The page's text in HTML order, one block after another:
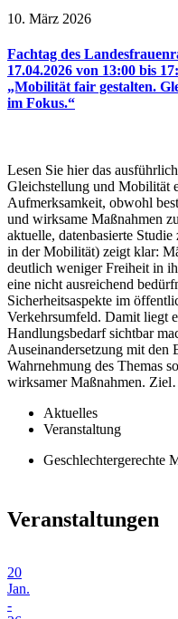
10. März 2026
Fachtag des
17.04.2026 von 13:00 bis
„Mobilität fair gestalten.
im Fokus.“
Lesen Sie hier das
Gleichstellung und Mobilität
Aufmerksamkeit, obwohl
und wirksame Maßnahmen
aktuelle, datenbasierte
in der Mobilität) zeigt klar:
deutlich weniger Freiheit in
eine nicht ausreichend
Sicherheitsaspekte im
Verkehrsumfeld. Damit liegt
Handlungsbedarf sichtbar
Auseinandersetzung mit den
Wahrnehmung des Themas
wirksamer Maßnahmen.
Aktuelles
Veranstaltung
Geschlechtergerechte
Veranstaltungen
20
Jan.
-